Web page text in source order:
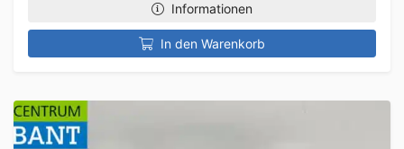
Informationen
In den Warenkorb